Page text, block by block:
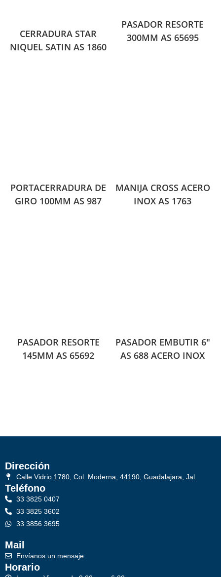
CERRADURA STAR
NIQUEL SATIN AS 1860
PASADOR RESORTE
300MM AS 65695
PORTACERRADURA DE
GIRO 100MM AS 987
MANIJA CROSS ACERO
INOX AS 1763
PASADOR RESORTE
145MM AS 65692
PASADOR EMBUTIR 6″
AS 688 ACERO INOX
Dirección
Calle Vidrio 1780, Col. Moderna, 44190, Guadalajara, Jal.
Teléfono
33 3825 0407
33 3825 3602
33 3856 3695
Mail
Envíanos un mensaje
Horario